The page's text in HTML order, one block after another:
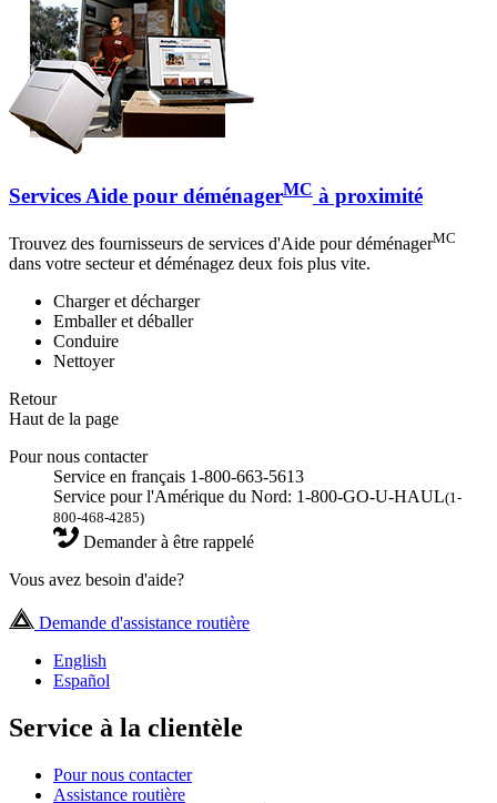
Services Aide pour déménagerMC à proximité
Trouvez des fournisseurs de services d'Aide pour déménagerMC
dans votre secteur et déménagez deux fois plus vite.
Charger et décharger
Emballer et déballer
Conduire
Nettoyer
Retour
Haut de la page
Pour nous contacter
Service en français 1-800-663-5613
Service pour l'Amérique du Nord: 1-800-GO-U-HAUL(1-
800-468-4285)
Demander à être rappelé
Vous avez besoin d'aide?
Demande d'assistance routière
English
Español
Service à la clientèle
Pour nous contacter
Assistance routière